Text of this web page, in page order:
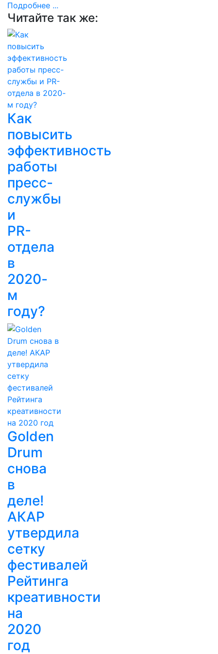
Подробнее ...
Читайте так же:
Как
повысить
эффективность
работы
пресс-
службы
и
PR-
отдела
в
2020-
м
году?
Golden
Drum
снова
в
деле!
АКАР
утвердила
сетку
фестивалей
Рейтинга
креативности
на
2020
год